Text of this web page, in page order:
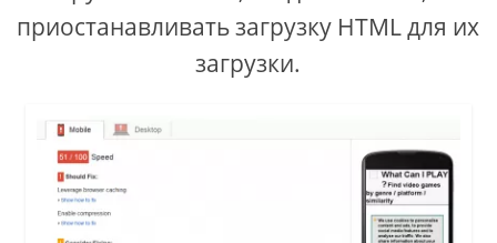
приостанавливать загрузку HTML для их
загрузки.